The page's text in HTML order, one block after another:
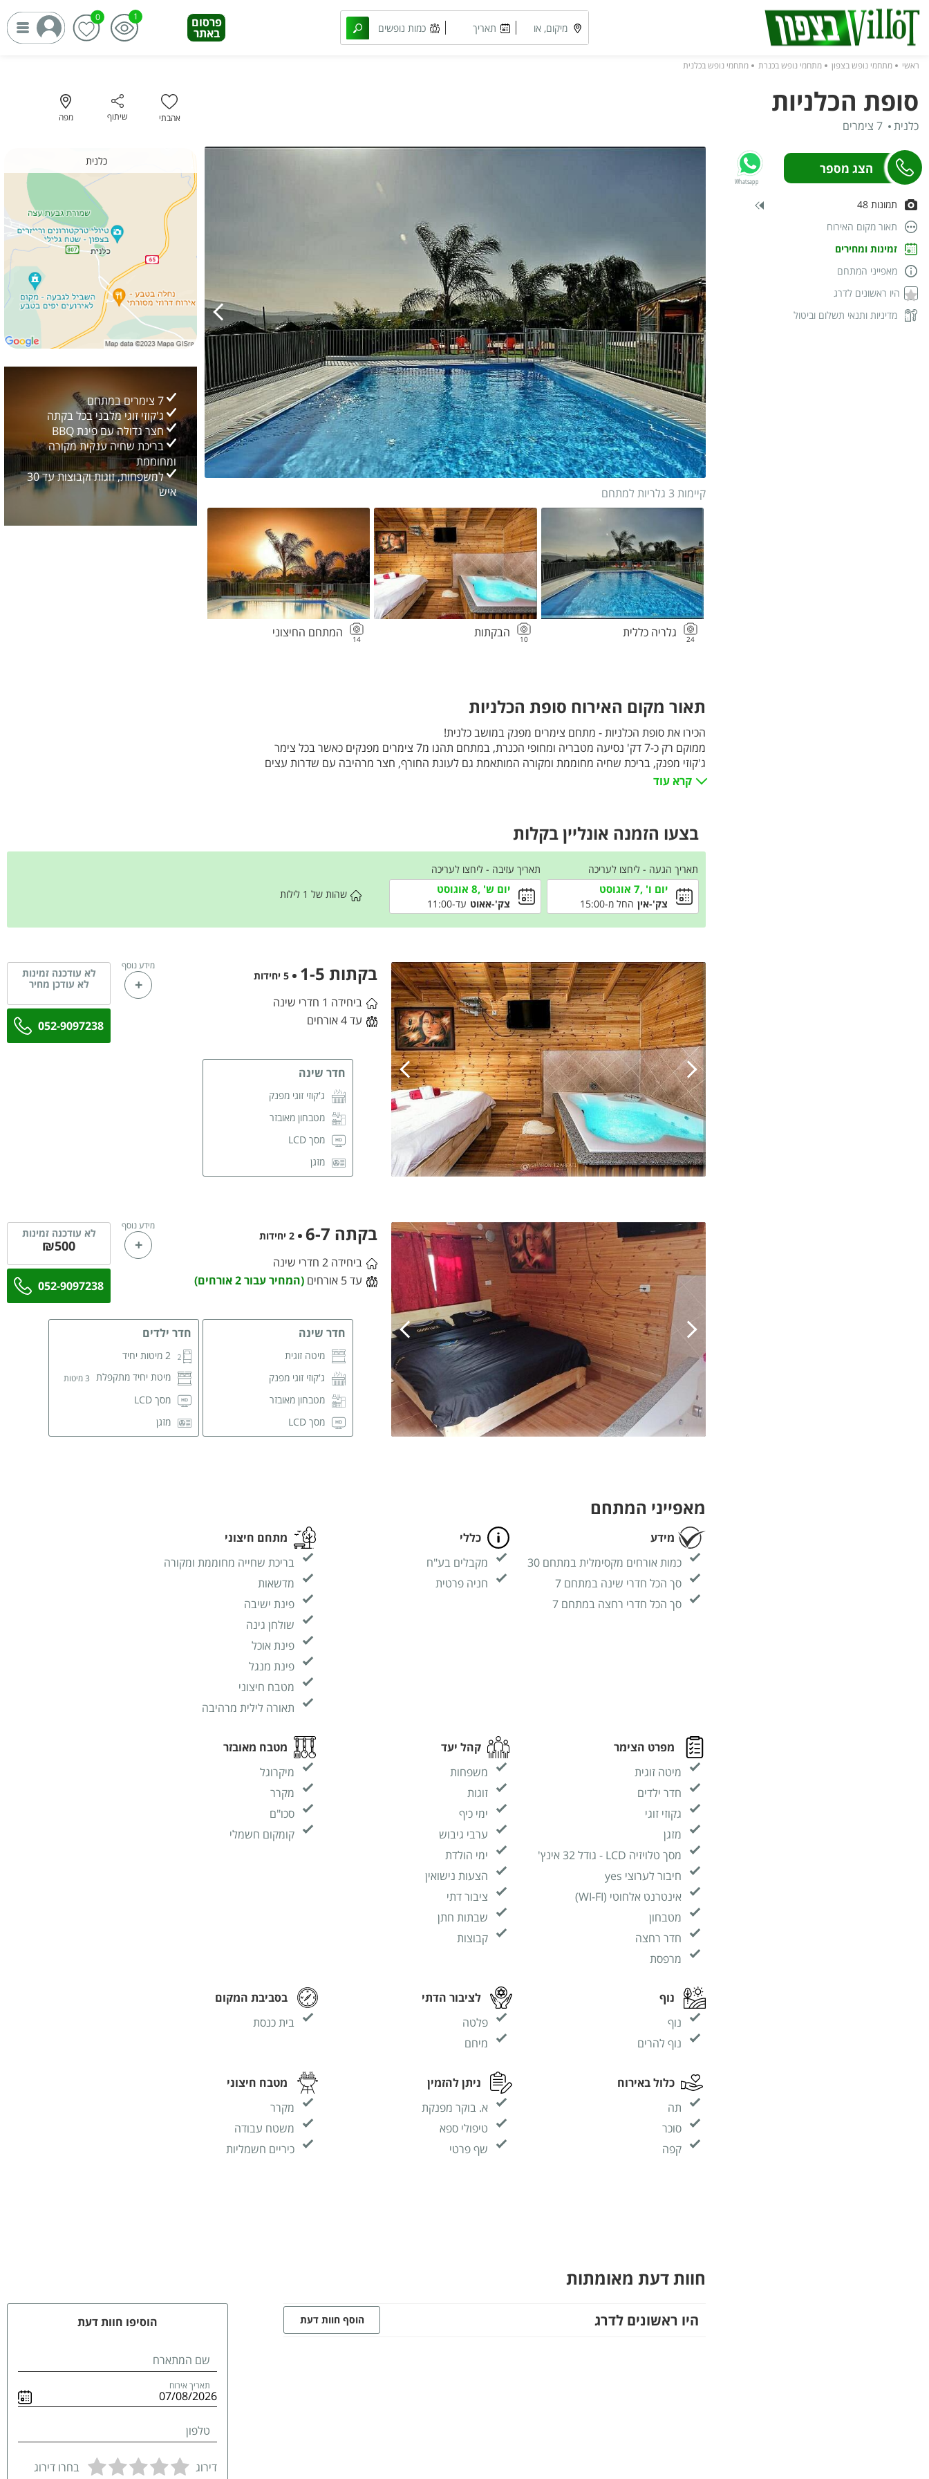
פרסום
באתר
פרסום
באתר מיקום, או תאריך כמות נופשים
ראשי מתחמי נופש בצפון מתחמי נופש בכנרת מתחמי נופש בכלנית
סופת הכלניות
כלנית 7 צימרים
Whatsapp
תמונות 48
תאור מקום האירוח
זמינות ומחירים
מאפייני המתחם
היו ראשונים לדרג
מדיניות ותנאי תשלום וביטול
1/24 גלריה כללית 2/
קיימות 3 גלריות למתחם
24 גלריה כללית 10 הבקתות 14 המתחם החיצוני
אהבתי שיתוף מפה
כלנית
7 צימרים במתחם
ג'קוזי זוגי מלבני בכל בקתה
חצר גדולה עם פינת BBQ
בריכת שחיה ענקית מקורה
ומחוממת
למשפחות, זוגות וקבוצות עד 30
איש
תאור מקום האירוח סופת הכלניות
הכירו את סופת הכלניות - מתחם צימרים מפנק במושב כלנית!
ממוקם רק כ-7 דק' נסיעה מטבריה ומחופי הכנרת, במתחם תהנו מ7 צימרים מפנקים כאשר בכל צימר
ג'קוזי מפנק, בריכת שחיה מחוממת ומקורה המותאמת גם לעונת החורף, חצר מרהיבה עם שדרות עצים
לצד שבילים מחופים בדק עץ וצמחיה קסומה!
המחירים באתר הינם לזוג, והם תקפים בהזמנה לכל 7 הצימרים יחד.
קרא עוד
בצעו הזמנה אונליין בקלות
תאריך הגעה - ליחצו לעריכה
יום ו' ,7 אוגוסט
צק'-אין החל מ-15:00
תאריך עזיבה - ליחצו לעריכה
יום ש' ,8 אוגוסט
צק'-אאוט עד-11:00
שהות של 1 לילות
בקתות 1-5 5 יחידות
ביחידה 1 חדרי שינה
עד 4 אורחים
חדר שינה
ג'קוזי זוגי מפנק
מטבחון מאובזר
מסך LCD
מזגן
מגבות רחצה
מידע נוסף
לא עודכנה זמינות
לא עודכן מחיר
052-9097238
בקתה 6-7 2 יחידות
ביחידה 2 חדרי שינה
עד 5 אורחים
(המחיר עבור 2 אורחים)
חדר שינה
מיטה זוגית
ג'קוזי זוגי מפנק
מטבחון מאובזר
מסך LCD
חדר ילדים
2 מיטות יחיד
מיטת יחיד מתקפלת 3 מיטות
מסך LCD
מזגן
מידע נוסף
לא עודכנה זמינות
₪500
052-9097238
מאפייני המתחם
מידע
כמות אורחים מקסימלית במתחם 30
סך הכל חדרי שינה במתחם 7
סך הכל חדרי רחצה במתחם 7
כללי
מקבלים בע"ח
חניה פרטית
מתחם חיצוני
בריכת שחייה מחוממת ומקורה
מדשאות
פינת ישיבה
שולחן גינה
פינת אוכל
פינת מנגל
מטבח חיצוני
תאורה לילית מרהיבה
מפרט הצימר
מיטה זוגית
חדר ילדים
גקוזי זוגי
מזגן
מסך טלויזיה LCD - גודל 32 אינץ'
חיבור לערוצי yes
אינטרנט אלחוטי (WI-FI)
מטבחון
חדר רחצה
מרפסת
קהל יעד
משפחות
זוגות
ימי כיף
ערבי גיבוש
ימי הולדת
הצעות נישואין
ציבור דתי
שבתות חתן
קבוצות
מטבח מאובזר
מיקרוגל
מקרר
סכו"ם
קומקום חשמלי
נוף
נוף
נוף להרים
לציבור הדתי
פלטה
מיחם
בסביבת המקום
בית כנסת
כלול באירוח
תה
סוכר
קפה
ניתן להזמין
א. בוקר מפנקת
טיפולי ספא
שף פרטי
מטבח חיצוני
מקרר
משטח עבודה
כיריים חשמליות
חוות דעת מאומתות
הוסיפו חוות דעת
שם המתארח
תאריך אירוח
טלפון
דירוג בחרו דירוג
היו ראשונים לדרג הוסף חוות דעת